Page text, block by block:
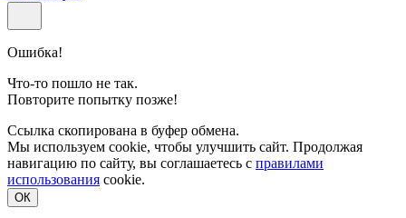
Ошибка!
Что-то пошло не так.
Повторите попытку позже!
Ссылка скопирована в буфер обмена.
Мы используем cookie, чтобы улучшить сайт. Продолжая
навигацию по сайту, вы соглашаетесь с правилами
использования cookie.
ОК